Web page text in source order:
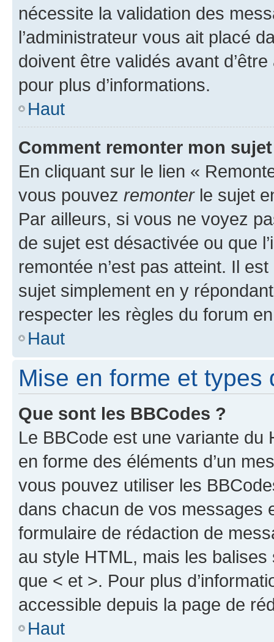
nécessite la validation des
l’administrateur vous ait placé
doivent être validés avant
pour plus d’informations.
Haut
Comment remonter mon
En cliquant sur le lien «
vous pouvez remonterle sujet
Par ailleurs, si vous ne voyez
de sujet est désactivée ou que
remontée n’est pas atteint. Il
sujet simplement en y
respecter les règles du forum
Haut
Mise en forme et types
Que sont les BBCodes ?
Le BBCode est une variante du
en forme des éléments d’un
vous pouvez utiliser les
dans chacun de vos messages
formulaire de rédaction de
au style HTML, mais les
que < et >. Pour plus
accessible depuis la page de
Haut